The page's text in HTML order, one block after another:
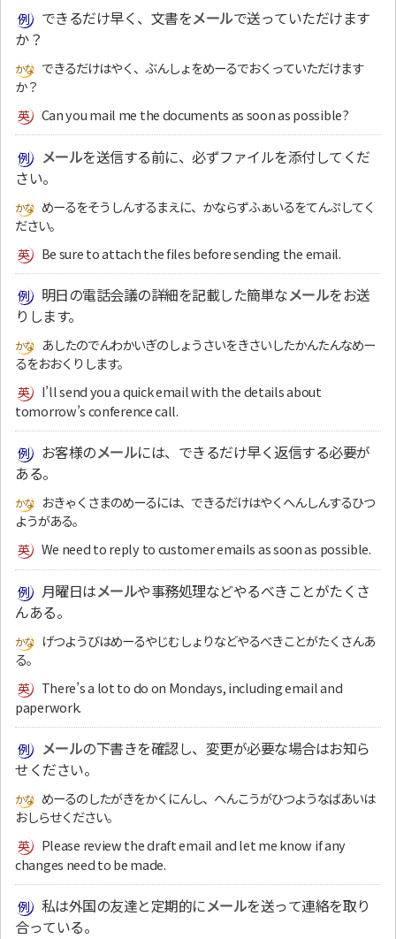
できるだけ早く、文書をメールで送っていただけます
か？
できるだけはやく、ぶんしょをめーるでおくっていただけます
か？
Can you mail me the documents as soon as possible?
メールを送信する前に、必ずファイルを添付してくだ
さい。
めーるをそうしんするまえに、かならずふぁいるをてんぷしてく
ださい。
Be sure to attach the files before sending the email.
明日の電話会議の詳細を記載した簡単なメールをお送
りします。
あしたのでんわかいぎのしょうさいをきさいしたかんたんなめー
るをおおくりします。
I’ll send you a quick email with the details about
tomorrow’s conference call.
お客様のメールには、できるだけ早く返信する必要が
ある。
おきゃくさまのめーるには、できるだけはやくへんしんするひつ
ようがある。
We need to reply to customer emails as soon as possible.
月曜日はメールや事務処理などやるべきことがたくさ
んある。
げつようびはめーるやじむしょりなどやるべきことがたくさんあ
る。
There’s a lot to do on Mondays, including email and
paperwork.
メールの下書きを確認し、変更が必要な場合はお知ら
せください。
めーるのしたがきをかくにんし、へんこうがひつようなばあいは
おしらせください。
Please review the draft email and let me know if any
changes need to be made.
私は外国の友達と定期的にメールを送って連絡を取り
合っている。